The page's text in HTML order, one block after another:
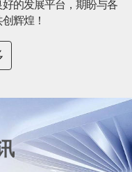
的发展平台，期盼与各
辉煌！